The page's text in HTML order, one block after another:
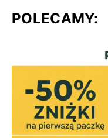
POLECAMY: